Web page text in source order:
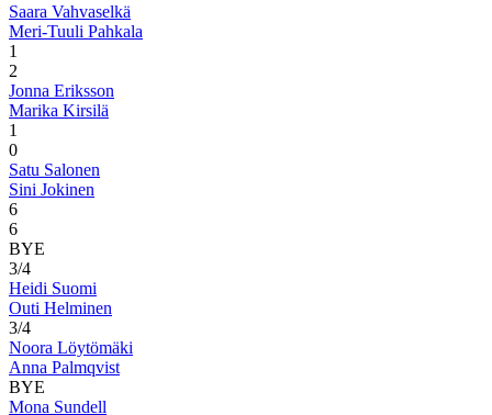
Saara Vahvaselkä
Meri-Tuuli Pahkala
1
2
Jonna Eriksson
Marika Kirsilä
1
0
Satu Salonen
Sini Jokinen
6
6
BYE
3/4
Heidi Suomi
Outi Helminen
3/4
Noora Löytömäki
Anna Palmqvist
BYE
Mona Sundell